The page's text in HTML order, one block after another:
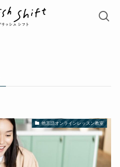
他言語オンラインレッスン教室